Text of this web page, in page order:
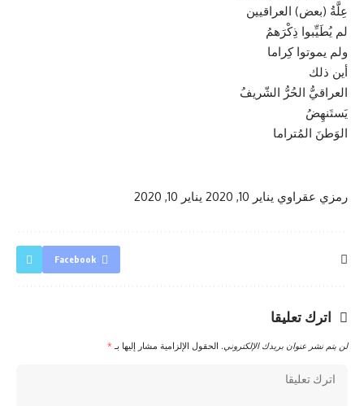
عِلَّةُ (بعض) العراقيين
لم يُطَيِّبوا ذِكْرَهمُ
ولم يموتوا كِراما
أين ذلك
العراقيُّ الحُرُّ الشّريفُ
يَستَنهِضُ
الوَطنَ المُتراما
رمزي عقراوي يناير 10, 2020 يناير 10, 2020
Facebook
اترك تعليقا
لن يتم نشر عنوان بريدك الإلكتروني. الحقول الإلزامية مشار إليها بـ *